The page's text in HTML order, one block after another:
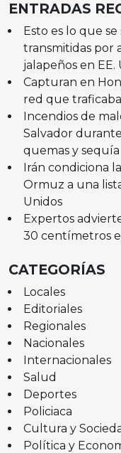
ENTRADAS
Esto es lo que
transmitidas por
jalapeños en EE.
Capturan en
red que
Incendios de
Salvador
quemas y sequía
Irán condiciona
Ormuz a una
Unidos
Expertos
30 centímetros
CATEGORÍAS
Locales
Editoriales
Regionales
Nacionales
Internacionales
Salud
Deportes
Policiaca
Cultura y
Política y